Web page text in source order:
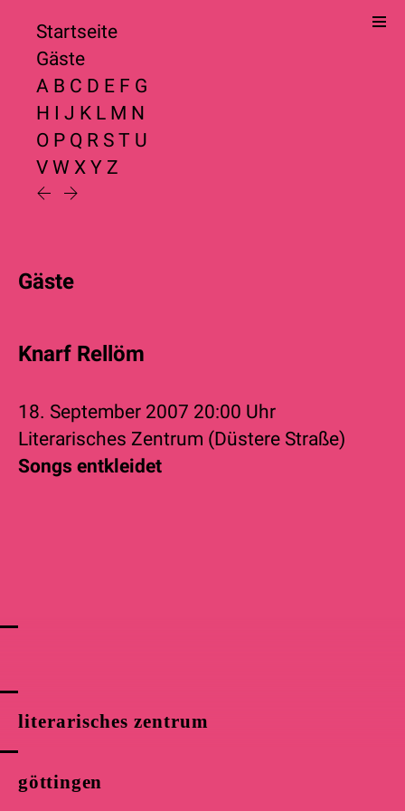
literarisches zentrum
göttingen
Startseite
Gäste
A B C D E F G
H I J K L M N
O P Q R S T U
V W X Y Z
Gäste
Knarf Rellöm
18. September 2007 20:00 Uhr
Literarisches Zentrum (Düstere Straße)
Songs entkleidet